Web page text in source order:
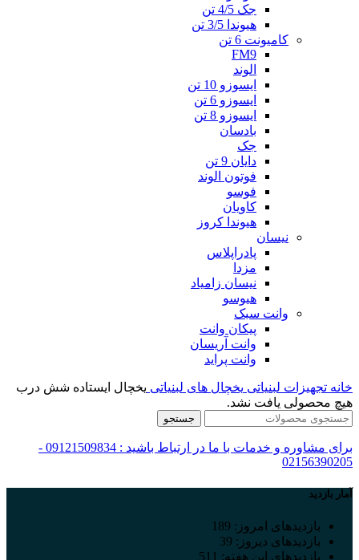
جک 4/5 تن
هیوندا 3/5 تن
کامیونت 6 تن
FM9
الوند
ایسوزو 10 تن
ایسوزو 6 تن
ایسوزو 8 تن
بادسان
جک
دایان 9 تن
فوتون الوند
فوسو
کاویان
هیوندا کروز
نیسان
پادراپلاس
مزدا
نیسان زامیاد
هیوسو
وانت سبک
پیکان وانت
وانت آریسان
وانت پراید
خانه تجهیزات لبنیاتی یخچال های لبنیاتی یخچال ایستاده شش درب
هیچ محصولی یافت نشد.
جستجو
برای مشاوره و خدمات با ما در ارتباط باشید : 09121509834 -
02156390205
آمار بازدید
بازدیدهای امروز: 189
بازدیدهای دیروز: 39
بازدیدهای این هفته: 511